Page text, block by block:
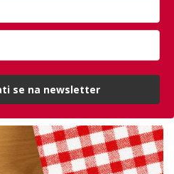
zglobova?
pokret i ublažavanje
se na newsletter